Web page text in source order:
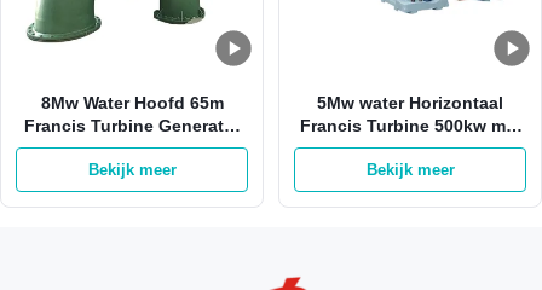
8Mw Water Hoofd 65m
Francis Turbine Generator
van Francis Hydro Turbine
800kw
Bekijk meer
5Mw water Horizontaal
Francis Turbine 500kw met
Roestvrij staalagent
Bekijk meer